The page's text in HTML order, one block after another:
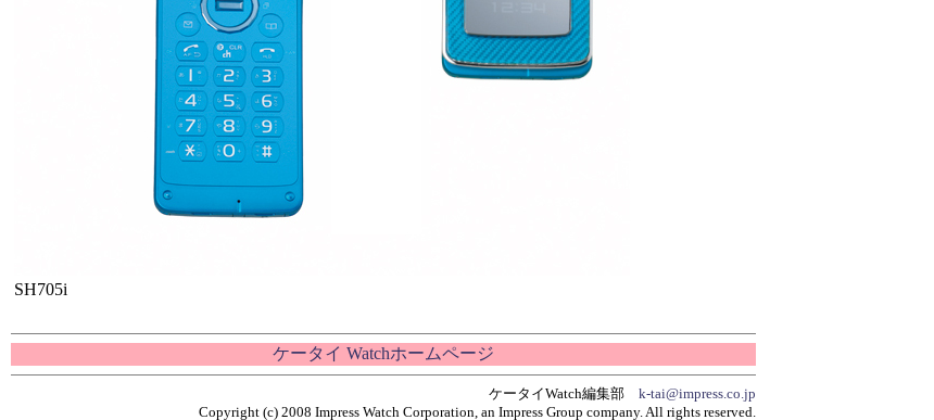
SH705i
ケータイ Watchホームページ
ケータイWatch編集部 k-tai@impress.co.jp
Copyright (c) 2008 Impress Watch Corporation, an Impress Group company. All rights reserved.